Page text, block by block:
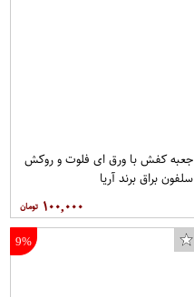
جعبه کفش با ورق ای فلوت و روکش
سلفون براق برند آریا
۱۰۰,۰۰۰
9%